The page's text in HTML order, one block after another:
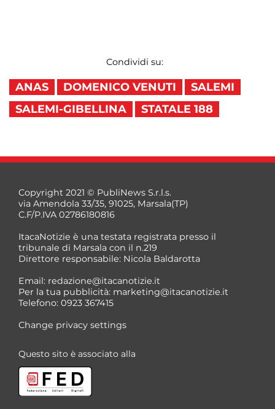
Condividi su:
ANAS DOMENICO VENUTI
SALEMI
SALEMI-GIBELLINA
STATALE 188
Copyright 2021 © PubliNews S.r.l.s.
via Amendola 33/35, 91025, Marsala(TP)
C.F/P.IVA 02786180816
ItacaNotizie è una testata registrata presso il
tribunale di Marsala con il n.219
Direttore responsabile: Nicola Baldarotta
Email: redazione@itacanotizie.it
Per la tua pubblicità: marketing@itacanotizie.it
Telefono: 0923 367415
Change privacy settings
Questo sito è associato alla